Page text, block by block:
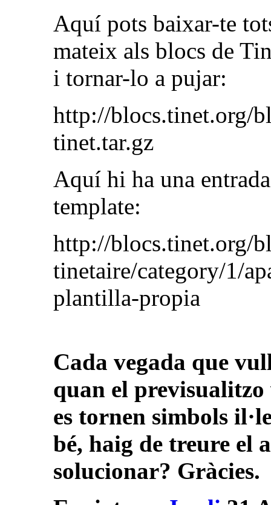
Aquí pots baixar-te
mateix als blocs de
i tornar-lo a pujar:
http://blocs.tinet.org/
tinet.tar.gz
Aquí hi ha una
template:
http://blocs.tinet.org/
tinetaire/category/1/
plantilla-propia
Cada vegada que
quan el previsualitzo
es tornen simbols
bé, haig de treure el
solucionar? Gràcies.